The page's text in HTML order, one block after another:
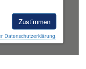
Zustimmen
Datenschutzerklärung.